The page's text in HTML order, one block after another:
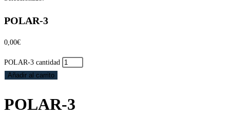
POLAR-3
0,00€
POLAR-3 cantidad
Añadir al carrito
POLAR-3